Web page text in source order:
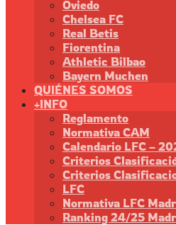
Oviedo
Chelsea FC
Real Betis
Fiorentina
Athletic Bilbao
Bayern Muchen
QUIÉNES SOMOS
+INFO
Reglamento
Normativa CAM
Calendario LFC –
Criterios
Criterios
LFC
Normativa LFC
Ranking 24/25